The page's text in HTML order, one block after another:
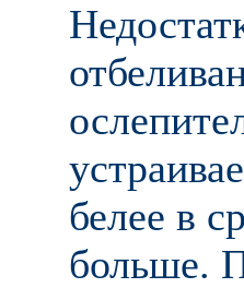
белее в
больше.